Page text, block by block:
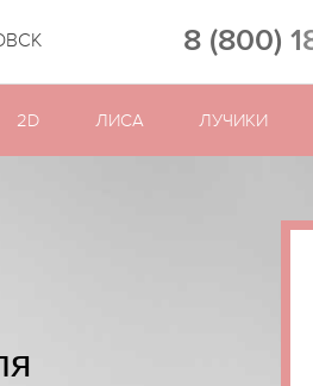
8 (800)
2D ЛИСА ЛУЧИКИ